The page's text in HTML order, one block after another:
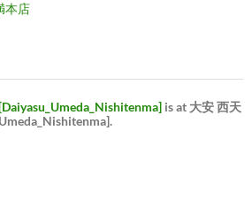
本店
is at 大安 西天